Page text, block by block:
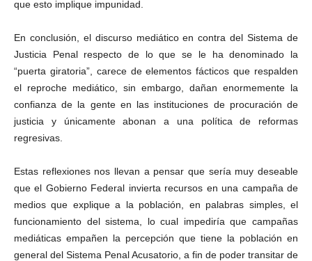
que esto implique impunidad.
En conclusión, el discurso mediático en contra del Sistema de
Justicia Penal respecto de lo que se le ha denominado la
“puerta giratoria”, carece de elementos fácticos que respalden
el reproche mediático, sin embargo, dañan enormemente la
confianza de la gente en las instituciones de procuración de
justicia y únicamente abonan a una política de reformas
regresivas.
Estas reflexiones nos llevan a pensar que sería muy deseable
que el Gobierno Federal invierta recursos en una campaña de
medios que explique a la población, en palabras simples, el
funcionamiento del sistema, lo cual impediría que campañas
mediáticas empañen la percepción que tiene la población en
general del Sistema Penal Acusatorio, a fin de poder transitar de